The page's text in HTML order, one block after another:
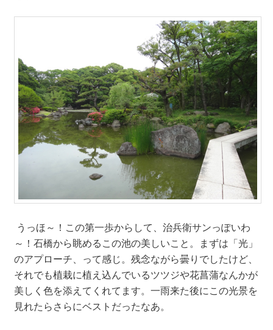
うっほ～！この第一歩からして、治兵衛サンっぽいわ
～！石橋から眺めるこの池の美しいこと。まずは「光」
のアプローチ、って感じ。残念ながら曇りでしたけど、
それでも植栽に植え込んでいるツツジや花菖蒲なんかが
美しく色を添えてくれてます。一雨来た後にこの光景を
見れたらさらにベストだったなあ。